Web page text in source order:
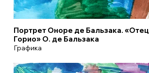
Портрет Оноре де Бальзака. «Отец
Горио» О. де Бальзака
Графика